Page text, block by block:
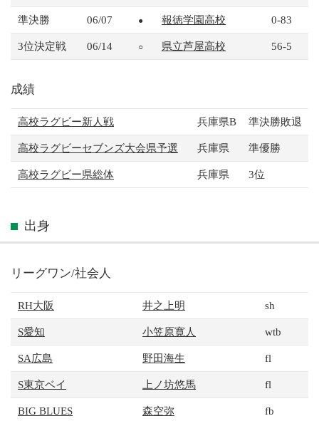
準決勝 06/07 ● 報徳学園高校 0-83
3位決定戦 06/14 ○ 県立芦屋高校 56-5
成績
高校ラグビー新人戦 兵庫県B 準決勝敗退
高校ラグビーセブンズ大会県予選 兵庫県 準優勝
高校ラグビー県総体 兵庫県 3位
出身
リーグワン/社会人
RH大阪 井之上明 sh
S愛知 小笠原寛人 wtb
SA広島 野田海生 fl
S東京ベイ 上ノ坊悠馬 fl
BIG BLUES 森空弥 fb